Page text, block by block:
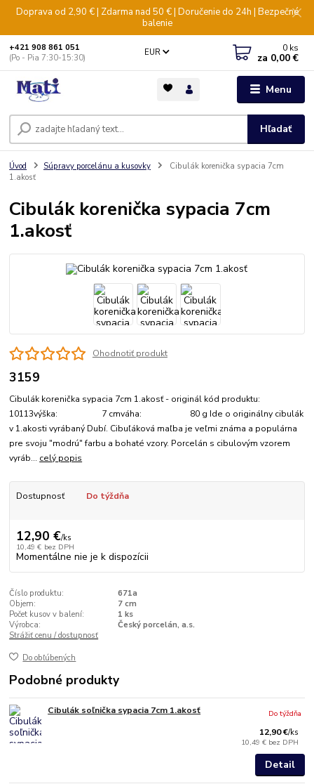
Doprava od 2,90 € | Zdarma nad 50 € | Doručenie do 24h | Bezpečné
balenie
Menu
EUR
Hľadať
+421 908 861 051
(Po - Pia 7:30-15:30)
0 ks
za 0,00 €
Úvod Súpravy porcelánu a kusovky
Cibulák korenička sypacia 7cm
1.akosť
Cibulák korenička sypacia 7cm
1.akosť
Ohodnotiť produkt
3159
Cibulák korenička sypacia 7cm 1.akosť - originál kód produktu:
10113výška: 7 cmváha: 80 g Ide o originálny cibulák
v 1.akosti vyrábaný Dubí. Cibuľáková maľba je veľmi známa a populárna
pre svoju "modrú" farbu a bohaté vzory. Porcelán s cibulovým vzorem
vyráb... celý popis
Dostupnosť Do týždňa
12,90 €/ks
10,49 € bez DPH
Momentálne nie je k dispozícii
Číslo produktu:
671a
Objem:
7 cm
Počet kusov v balení:
1 ks
Výrobca:
Český porcelán, a.s.
Strážiť cenu / dostupnosť
Do obľúbených
Podobné produkty
Cibulák soľnička sypacia 7cm 1.akosť
12,90 €/ks
10,49 € bez DPH
Do týždňa
Detail